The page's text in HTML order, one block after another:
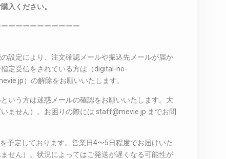
入ください。
ーーーーーーーーーー
設定により、注文確認メールや振込先メールが届か
定受信をされている方は（digital-no-
）の解除をお願いいたします。
いう方は迷惑メールの確認をお願いいたします。大
ません）。お困りの際には staff@mevie.jp までお問
予定しております。営業日4〜5日程度でお届けいた
せん）。状況によってはご発送が遅くなる可能性が